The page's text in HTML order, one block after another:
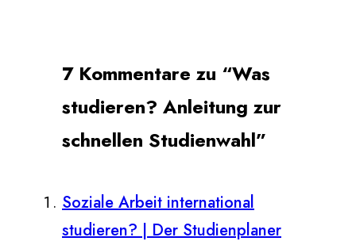
7 Kommentare zu “Was
studieren? Anleitung zur
schnellen Studienwahl”
Soziale Arbeit international
studieren? | Der Studienplaner